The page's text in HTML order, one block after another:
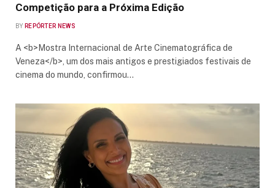
Competição para a Próxima Edição
BY REPÓRTER NEWS
A <b>Mostra Internacional de Arte Cinematográfica de
Veneza</b>, um dos mais antigos e prestigiados festivais de
cinema do mundo, confirmou…